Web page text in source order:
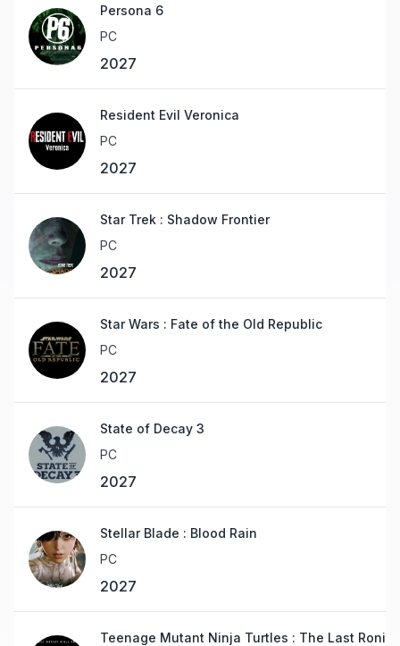
Persona 6
PC
2027
Resident Evil Veronica
PC
2027
Star Trek : Shadow Frontier
PC
2027
Star Wars : Fate of the Old Republic
PC
2027
State of Decay 3
PC
2027
Stellar Blade : Blood Rain
PC
2027
Teenage Mutant Ninja Turtles : The Last Ronin